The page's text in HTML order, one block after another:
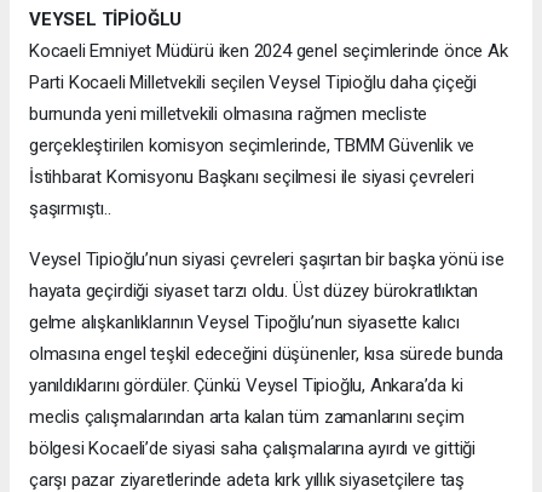
VEYSEL TİPİOĞLU
Kocaeli Emniyet Müdürü iken 2024 genel seçimlerinde önce Ak
Parti Kocaeli Milletvekili seçilen Veysel Tipioğlu daha çiçeği
burnunda yeni milletvekili olmasına rağmen mecliste
gerçekleştirilen komisyon seçimlerinde, TBMM Güvenlik ve
İstihbarat Komisyonu Başkanı seçilmesi ile siyasi çevreleri
şaşırmıştı..
Veysel Tipioğlu’nun siyasi çevreleri şaşırtan bir başka yönü ise
hayata geçirdiği siyaset tarzı oldu. Üst düzey bürokratlıktan
gelme alışkanlıklarının Veysel Tipoğlu’nun siyasette kalıcı
olmasına engel teşkil edeceğini düşünenler, kısa sürede bunda
yanıldıklarını gördüler. Çünkü Veysel Tipioğlu, Ankara’da ki
meclis çalışmalarından arta kalan tüm zamanlarını seçim
bölgesi Kocaeli’de siyasi saha çalışmalarına ayırdı ve gittiği
çarşı pazar ziyaretlerinde adeta kırk yıllık siyasetçilere taş